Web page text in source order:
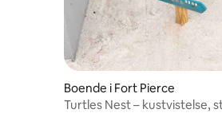
Boende i Fort Pierce
Turtles Nest – kustvistelse,